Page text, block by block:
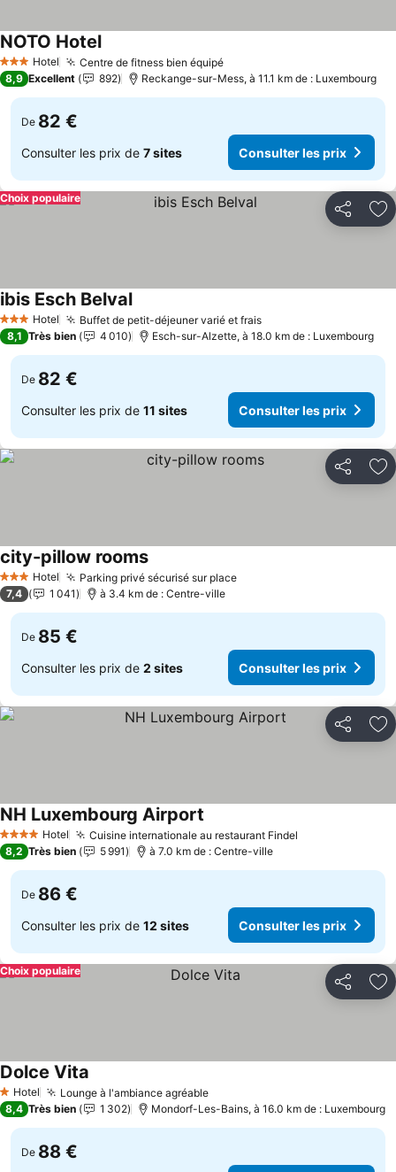
3 ÉtoilesHotel Centre de fitness bien équipéConsulter les prix
NOTO HotelConsulter les prix
8,9 Excellent 892 Reckange-sur-Mess, à 11.1 km de : Luxembourg
De 82 €
Consulter les prix de 7 sites Consulter les prix
Partager
Choix populaire
3 ÉtoilesHotel Buffet de petit-déjeuner varié et fraisConsulter les prix
ibis Esch BelvalConsulter les prix
8,1 Très bien 4 010 Esch-sur-Alzette, à 18.0 km de : Luxembourg
De 82 €
Consulter les prix de 11 sites Consulter les prix
Partager
3 ÉtoilesHotel Parking privé sécurisé sur placeConsulter les prix
city-pillow roomsConsulter les prix
7,4 1 041 à 3.4 km de : Centre-ville
De 85 €
Consulter les prix de 2 sites Consulter les prix
Partager
4 Étoiles Hotel Cuisine internationale au restaurant Findel
NH Luxembourg Airport
8,2 Très bien 5 991 à 7.0 km de : Centre-ville
De 86 €
Consulter les prix de 12 sites Consulter les prix
Partager
Choix populaire
1 Étoiles
Hotel Lounge à l'ambiance agréableConsulter les prix
Dolce Vita
8,4 Très bien 1 302 Mondorf-Les-Bains, à 16.0 km de : Luxembourg
De 88 €